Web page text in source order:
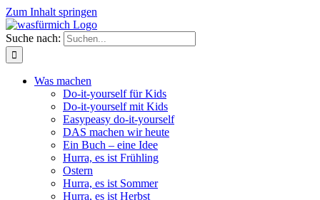
Zum Inhalt springen
Suche nach:
Was machen
Do-it-yourself für Kids
Do-it-yourself mit Kids
Easypeasy do-it-yourself
DAS machen wir heute
Ein Buch – eine Idee
Hurra, es ist Frühling
Ostern
Hurra, es ist Sommer
Hurra, es ist Herbst